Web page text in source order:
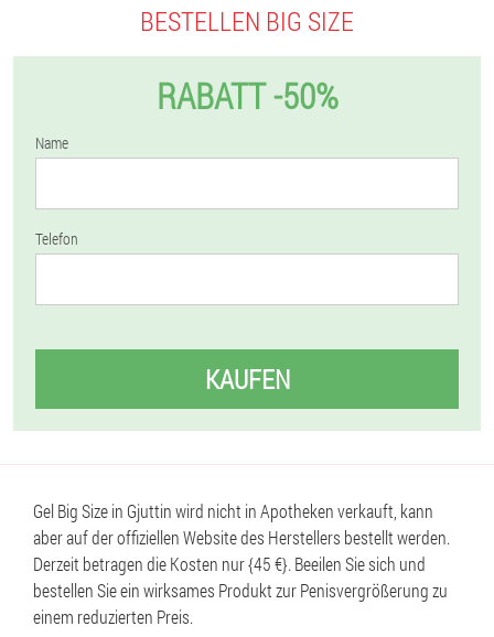
BESTELLEN BIG SIZE
RABATT -50%
Name
Telefon
KAUFEN
Gel Big Size in Gjuttin wird nicht in Apotheken verkauft, kann
aber auf der offiziellen Website des Herstellers bestellt werden.
Derzeit betragen die Kosten nur {45 €}. Beeilen Sie sich und
bestellen Sie ein wirksames Produkt zur Penisvergrößerung zu
einem reduzierten Preis.